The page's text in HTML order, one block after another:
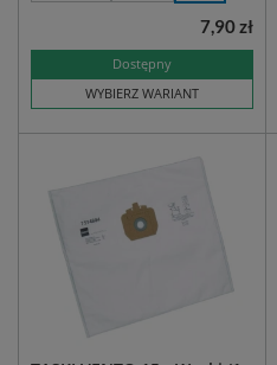
Dostępny
WYBIERZ WARIANT
7,90 zł